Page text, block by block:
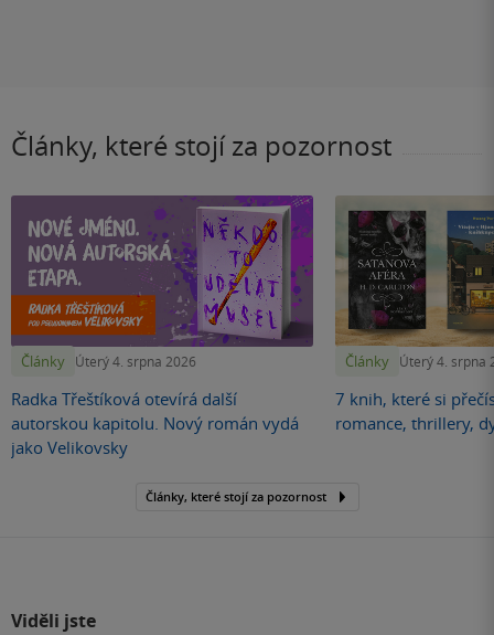
Články, které stojí za pozornost
Články Úterý 4. srpna 2026
Radka Třeštíková otevírá další
autorskou kapitolu. Nový román vydá
jako Velikovsky
Články Úterý 4. srpna
7 knih, které si
romance, thrillery,
Články, které stojí za pozornost
Viděli jste